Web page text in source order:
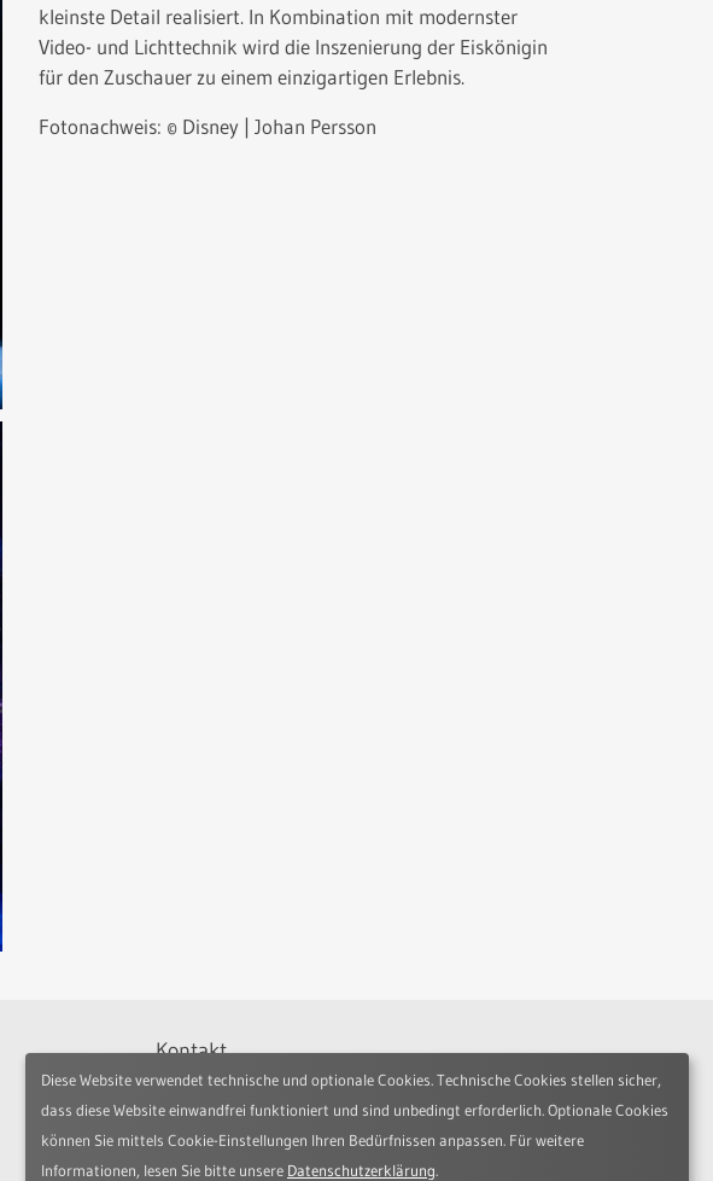
kleinste Detail realisiert. In Kombination mit modernster
Video- und Lichttechnik wird die Inszenierung der Eiskönigin
für den Zuschauer zu einem einzigartigen Erlebnis.
Fotonachweis: © Disney | Johan Persson
Kontakt
Studio Hamburg Design Works GmbH
Jenfelder Allee 80
Telefon: +49 (0)40 6688-3300
Diese Website verwendet technische und optionale Cookies. Technische Cookies stellen sicher,
dass diese Website einwandfrei funktioniert und sind unbedingt erforderlich. Optionale Cookies
können Sie mittels Cookie-Einstellungen Ihren Bedürfnissen anpassen. Für weitere
Informationen, lesen Sie bitte unsere Datenschutzerklärung.